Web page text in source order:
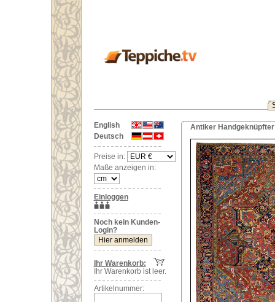
English
Deutsch
Preise in:
Maße anzeigen in:
Einloggen
Noch kein Kunden-
Login?
Ihr Warenkorb:
Ihr Warenkorb ist leer.
Artikelnummer:
Antiker